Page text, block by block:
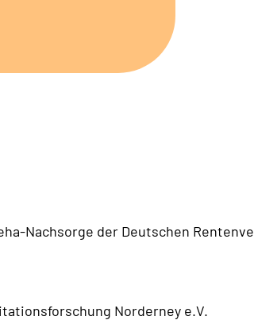
Nachsorge der Deutschen
Norderney e.V.